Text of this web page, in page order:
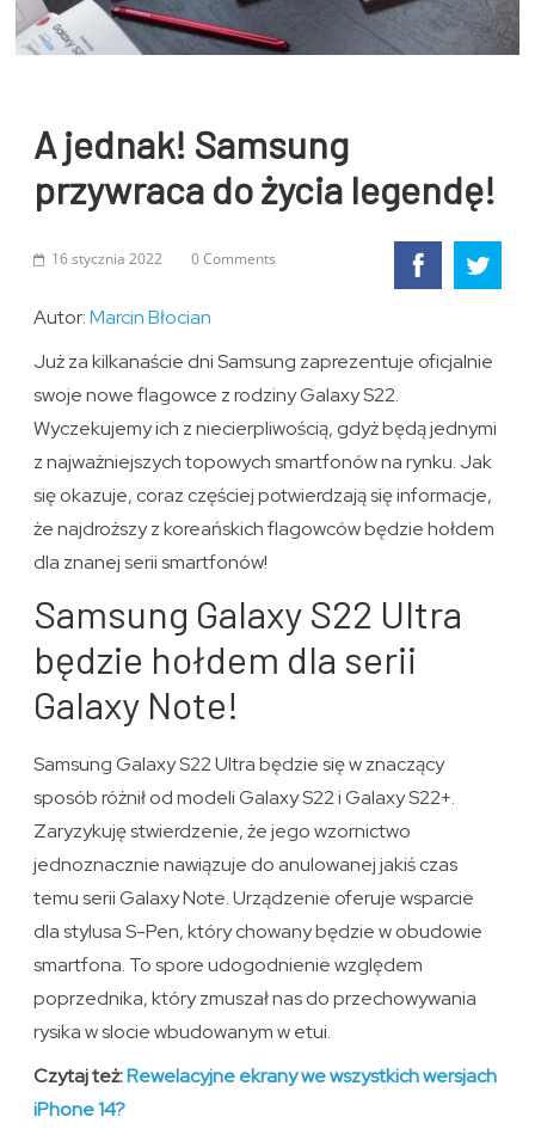
A jednak! Samsung
przywraca do życia legendę!
16 stycznia 2022 0 Comments
Autor:Marcin Błocian
Już za kilkanaście dni Samsung zaprezentuje oficjalnie
swoje nowe flagowce z rodziny Galaxy S22.
Wyczekujemy ich z niecierpliwością, gdyż będą jednymi
z najważniejszych topowych smartfonów na rynku. Jak
się okazuje, coraz częściej potwierdzają się informacje,
że najdroższy z koreańskich flagowców będzie hołdem
dla znanej serii smartfonów!
Samsung Galaxy S22 Ultra
będzie hołdem dla serii
Galaxy Note!
Samsung Galaxy S22 Ultra będzie się w znaczący
sposób różnił od modeli Galaxy S22 i Galaxy S22+.
Zaryzykuję stwierdzenie, że jego wzornictwo
jednoznacznie nawiązuje do anulowanej jakiś czas
temu serii Galaxy Note. Urządzenie oferuje wsparcie
dla stylusa S-Pen, który chowany będzie w obudowie
smartfona. To spore udogodnienie względem
poprzednika, który zmuszał nas do przechowywania
rysika w slocie wbudowanym w etui.
Czytaj też:Rewelacyjne ekrany we wszystkich wersjach
iPhone 14?